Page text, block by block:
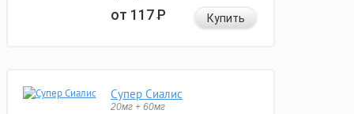
от 117Р Купить
Супер Сиалис
20мг + 60мг